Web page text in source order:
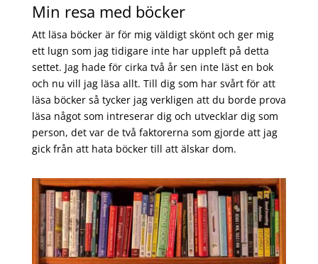
Min resa med böcker
Att läsa böcker är för mig väldigt skönt och ger mig
ett lugn som jag tidigare inte har uppleft på detta
settet. Jag hade för cirka två år sen inte läst en bok
och nu vill jag läsa allt. Till dig som har svårt för att
läsa böcker så tycker jag verkligen att du borde prova
läsa något som intreserar dig och utvecklar dig som
person, det var de två faktorerna som gjorde att jag
gick från att hata böcker till att älskar dom.